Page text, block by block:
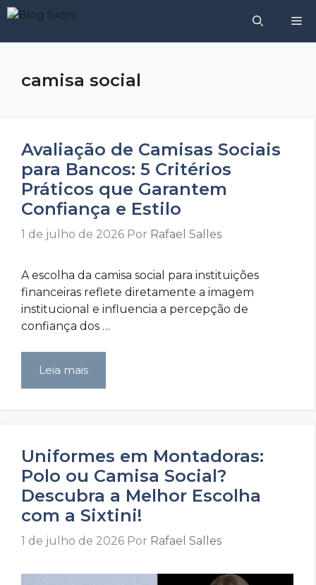
Pular
o
camisa social
Avaliação de Camisas Sociais
para Bancos: 5 Critérios
Práticos que Garantem
Confiança e Estilo
1 de julho de 2026 Por Rafael Salles
A escolha da camisa social para instituições
financeiras reflete diretamente a imagem
institucional e influencia a percepção de
confiança dos …
Leia mais
Uniformes em Montadoras:
Polo ou Camisa Social?
Descubra a Melhor Escolha
com a Sixtini!
1 de julho de 2026 Por Rafael Salles